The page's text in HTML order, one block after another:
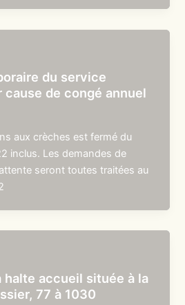
du service
de congé annuel
aux crèches est fermé du
inclus. Les demandes de
seront toutes traitées au
halte accueil située à la
77 à 1030